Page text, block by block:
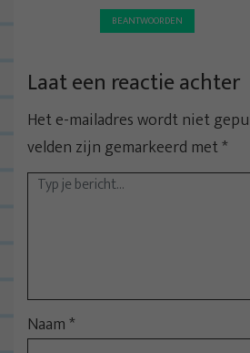
BEANTWOORDEN
Laat een reactie achter
Het e-mailadres wordt niet
velden zijn gemarkeerd met*
Naam*